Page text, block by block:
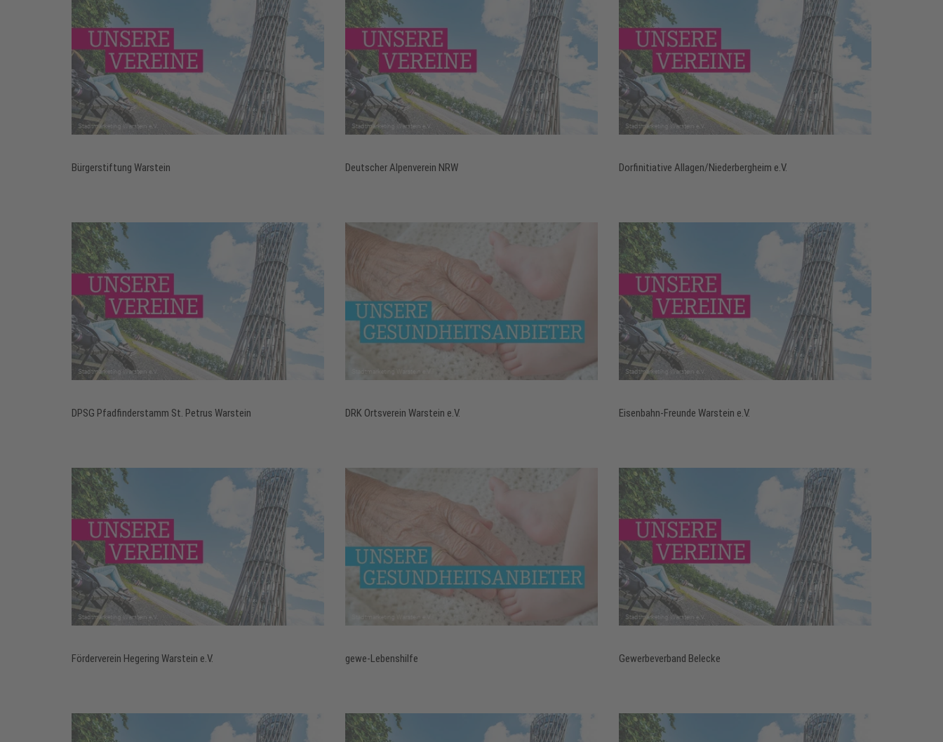
Bürgerstiftung Warstein Deutscher Alpenverein NRW Dorfinitiative Allagen/Niederbergheim e.V.
DPSG Pfadfinderstamm St. Petrus Warstein DRK Ortsverein Warstein e.V. Eisenbahn-Freunde Warstein e.V.
Förderverein Hegering Warstein e.V. gewe-Lebenshilfe Gewerbeverband Belecke